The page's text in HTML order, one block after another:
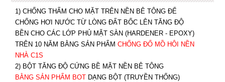
1) CHỐNG THẤM CHO MẶT TRÊN NỀN BÊ TÔNG ĐỂ
CHỐNG HƠI NƯỚC TỪ LÒNG ĐẤT BỐC LÊN TĂNG ĐỘ
BỀN CHO CÁC LỚP PHỦ MẶT SÀN (HARDENER - EPOXY)
TRÊN 10 NĂM BẰNG SẢN PHẨM CHỐNG ĐỔ MỒ HÔI NỀN
NHÀ C1S
2) BỘT TĂNG ĐỘ CỨNG BỀ MẶT NỀN BÊ TÔNG
BẰNG SẢN PHẨM BOTDẠNG BỘT (TRUYỀN THỐNG)